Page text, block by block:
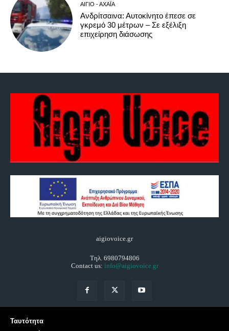
ΑΊΓΙΟ - ΑΧΑΪ́Α
Ανδρίτσαινα: Αυτοκίνητο έπεσε σε
γκρεμό 30 μέτρων – Σε εξέλιξη
επιχείρηση διάσωσης
aigiovoice.gr
Τηλ. 6980794806
Contact us: info@aigiovoice.gr
Ταυτότητα